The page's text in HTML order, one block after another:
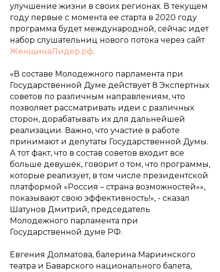
улучшение жизни в своих регионах. В текущем
году первые с момента ее старта в 2020 году
программа будет международной, сейчас идет
набор слушательниц нового потока через сайт
ЖенщинаЛидер.рф.
«В составе Молодежного парламента при
Государственной Думе действует 8 Экспертных
советов по различным направлениям, что
позволяет рассматривать идеи с различных
сторон, дорабатывать их для дальнейшей
реализации. Важно, что участие в работе
принимают и депутаты Государственной Думы.
А тот факт, что в состав советов входит все
больше девушек, говорит о том, что программы,
которые реализует, в том числе президентской
платформой «Россия – страна возможностей»»,
показывают свою эффективность!», - сказал
Шатунов Дмитрий, председатель
Молодежного парламента при
Государственной думе РФ.
Евгения Долматова, балерина Мариинского
театра и Баварского национального балета,